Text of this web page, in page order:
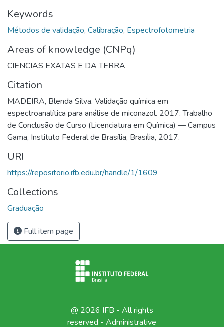
Keywords
Métodos de validação, Calibração, Espectrofotometria
Areas of knowledge (CNPq)
CIENCIAS EXATAS E DA TERRA
Citation
MADEIRA, Blenda Silva. Validação química em
espectroanalítica para análise de miconazol. 2017. Trabalho
de Conclusão de Curso (Licenciatura em Química) — Campus
Gama, Instituto Federal de Brasília, Brasília, 2017.
URI
https://repositorio.ifb.edu.br/handle/1/1609
Collections
Graduação
Full item page
@ 2026 IFB - All rights
reserved - Administrative